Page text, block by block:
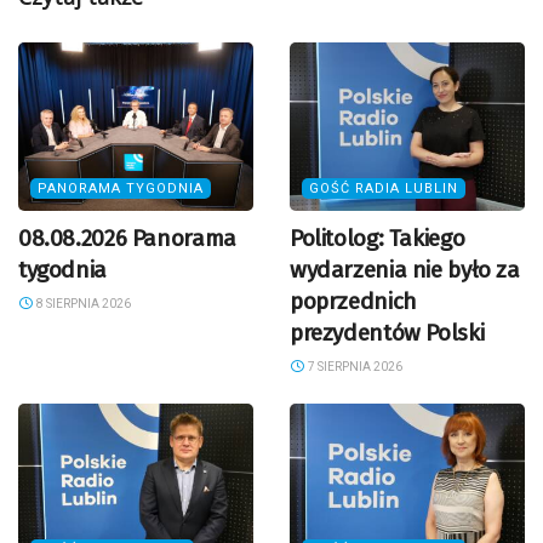
PANORAMA TYGODNIA
08.08.2026 Panorama
tygodnia
8 SIERPNIA 2026
GOŚĆ RADIA LUBLIN
Politolog: Takiego
wydarzenia nie było za
poprzednich
prezydentów Polski
7 SIERPNIA 2026